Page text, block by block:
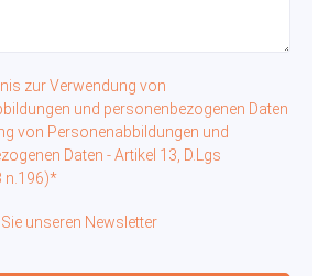
zur Verwendung von
und personenbezogenen Daten
von Personenabbildungen und
Daten - Artikel 13, D.Lgs
n.196)*
unseren Newsletter